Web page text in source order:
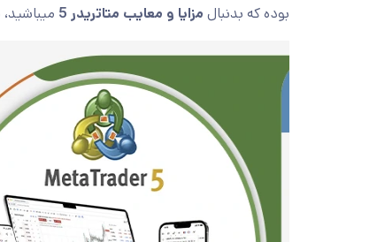
بوده که بدنبال مزایا و معایب متاتریدر 5 میباشید،